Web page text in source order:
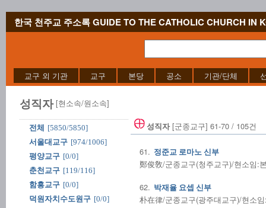
한국 천주교 주소록 GUIDE TO THE CATHOLIC CHURCH IN
교구 외 기관 교구 본당 공소 기관/단체
성직자 [현소속/원소속]
전체
[5850/5850]
서울대교구 [974/1006]
평양교구 [0/0]
춘천교구 [119/116]
함흥교구 [0/0]
덕원자치수도원구 [0/0]
성직자[군종교구] 61-70 / 105건
61. 정준교 로마노 신부
鄭俊敎/군종교구(청주교구)/현소임:
62. 박재율 요셉 신부
朴在律/군종교구(광주대교구)/현소